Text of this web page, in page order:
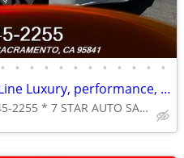
• • • • • • • • • • • •
2015 Lexus GS 350 Crafted Line Luxury, performance, and comfort in
CALL 916-545-2255 * 7 STAR AUTO SALES // 5000 MADISON AVE